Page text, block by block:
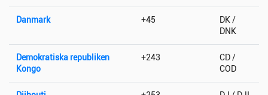
Danmark +45
DK /
DNK
Demokratiska republiken
Kongo
+243
CD /
COD